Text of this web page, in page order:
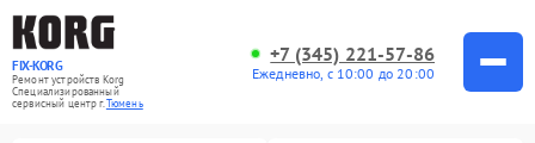
FIX-KORG
Ремонт устройств Korg
Специализированный
cервисный центр г.Тюмень
+7 (345) 221-57-86
Ежедневно, с 10:00 до 20:00